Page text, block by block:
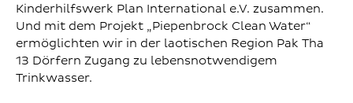
Kinderhilfswerk Plan International e.V. zusammen.
Und mit dem Projekt „Piepenbrock Clean Water“
ermöglichten wir in der laotischen Region Pak Tha
13 Dörfern Zugang zu lebensnotwendigem
Trinkwasser.